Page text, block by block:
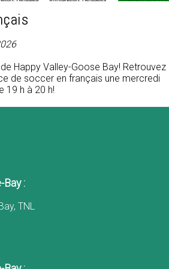
Happy Valley-Goose Bay! Retrouvez
de soccer en français une mercredi
19 h à 20 h!
Bay :
TNL